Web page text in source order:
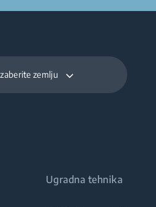
zemlju
Ugradna tehnika